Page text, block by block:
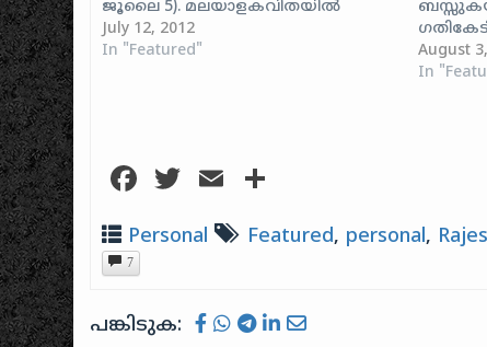
ജൂലൈ 5). മലയാളകവിതയിൽ
കാല്പനികവിപ്ലവം കൊണ്ടുവന്നത്
ഇടപ്പള്ളിക്കവികളായ ചങ്ങമ്പുഴ
ഒരുകാലത്ത് കേരളത്തിലെ
ആർത്തിരമ്പിയ ആ കവിതയ്ക്ക്
തുടക്കം സുഹൃത്തായ
ഇടപ്പള്ളിയുടെ…
July 12, 2012
In "Featured"
August
In
Facebook
Twitter
Email
Personal Featured, personal,
7
പങ്കിടുക: